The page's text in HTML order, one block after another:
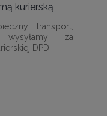
kurierską
transport,
za
DPD.